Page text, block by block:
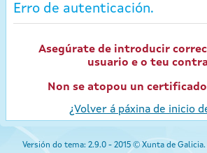
Erro de autenticación.
Asegúrate de introducir
usuario e o teu
Non se atopou un
¿Volver á páxina de inicio
Versión do tema: 2.9.0 - 2015 © Xunta de Galicia.